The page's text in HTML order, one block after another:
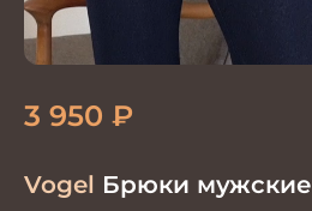
Vogel Брюки мужские
3 950 ₽